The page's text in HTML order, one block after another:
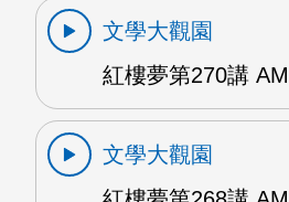
文學大觀園
紅樓夢第270講 AM
文學大觀園